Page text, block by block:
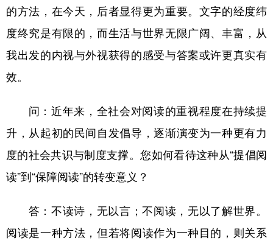
的方法，在今天，后者显得更为重要。文字的经度纬
度终究是有限的，而生活与世界无限广阔、丰富，从
我出发的内视与外视获得的感受与答案或许更真实有
效。
问：近年来，全社会对阅读的重视程度在持续提
升，从起初的民间自发倡导，逐渐演变为一种更有力
度的社会共识与制度支撑。您如何看待这种从“提倡阅
读”到“保障阅读”的转变意义？
答：不读诗，无以言；不阅读，无以了解世界。
阅读是一种方法，但若将阅读作为一种目的，则关系